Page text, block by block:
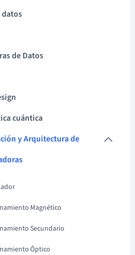
datos
de Datos
cuántica
y Arquitectura de
Magnético
Secundario
Óptico